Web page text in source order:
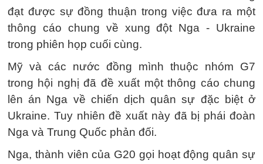
đạt được sự đồng thuận trong việc đưa ra một
thông cáo chung về xung đột Nga - Ukraine
trong phiên họp cuối cùng.
Mỹ và các nước đồng mình thuộc nhóm G7
trong hội nghị đã đề xuất một thông cáo chung
lên án Nga về chiến dịch quân sự đặc biệt ở
Ukraine. Tuy nhiên đề xuất này đã bị phái đoàn
Nga và Trung Quốc phản đối.
Nga, thành viên của G20 gọi hoạt động quân sự